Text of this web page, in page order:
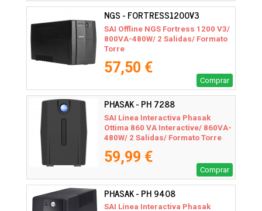
NGS - FORTRESS1200V3
SAI Offline NGS Fortress 1200 V3/
800VA-480W/ 2 Salidas/ Formato
Torre
57,50 €
Comprar
PHASAK - PH 7288
SAI Línea Interactiva Phasak
Ottima 860 VA Interactive/ 860VA-
480W/ 2 Salidas/ Formato Torre
59,99 €
Comprar
PHASAK - PH 9408
SAI Línea Interactiva Phasak